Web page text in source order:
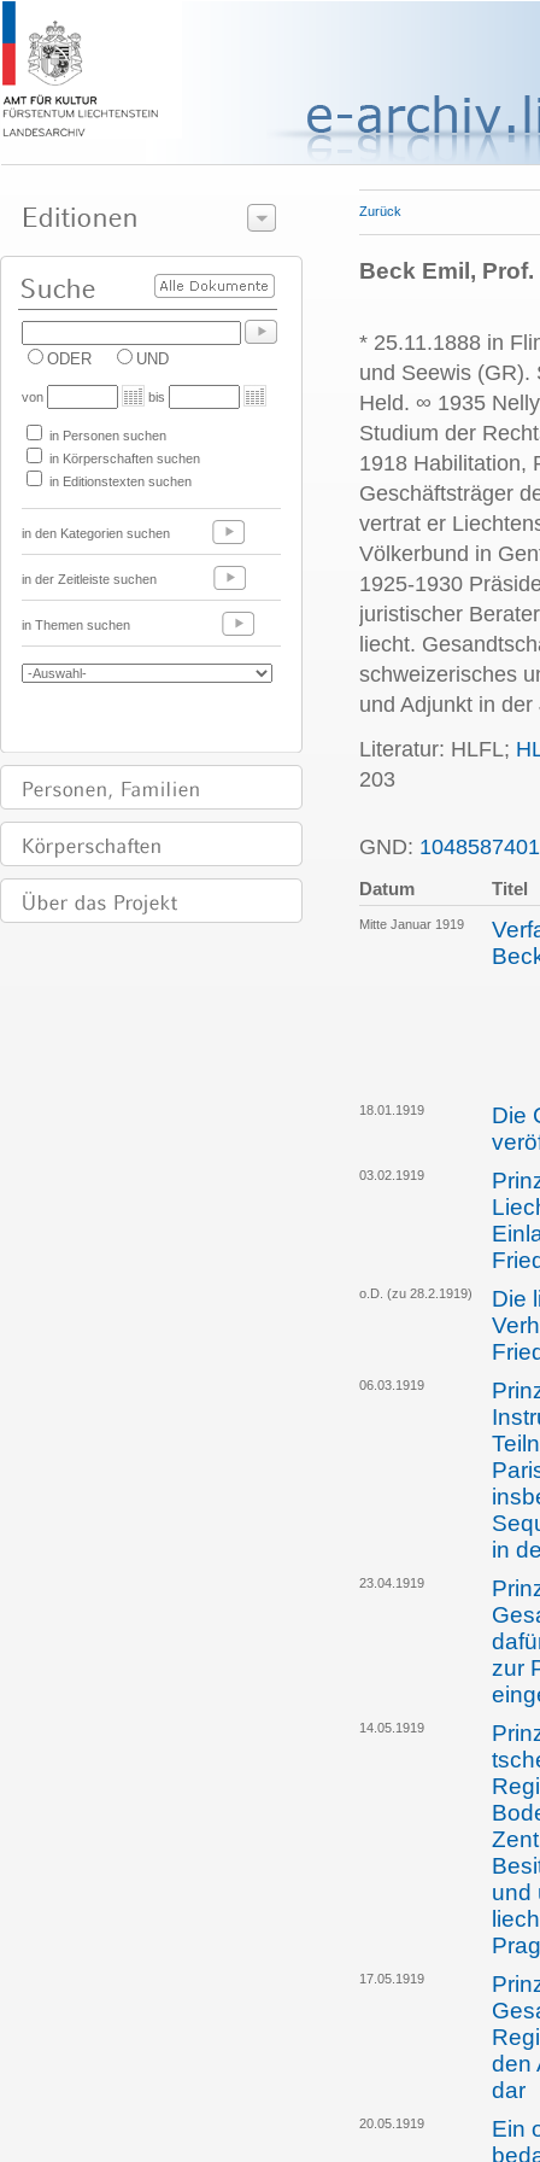
ODER UND
von bis
in Personen suchen
in Körperschaften suchen
in Editionstexten suchen
in den Kategorien suchen
in der Zeitleiste suchen
in Themen suchen
Zurück
Beck Emil,
* 25.11.1888 in
und Seewis (GR).
Held. ∞ 1935
Studium der
1918 Habilitation,
Geschäftsträger
vertrat er
Völkerbund in
1925-1930
juristischer
liecht.
schweizerisches
und Adjunkt in
Literatur: HLFL;
203
GND: 1048587401
Datum Titel
Mitte Januar 1919
18.01.1919
Die
03.02.1919
o.D. (zu 28.2.1919)
Die
06.03.1919
in
23.04.1919
zur
14.05.1919
und
Prag
17.05.1919
den
dar
20.05.1919
Ein